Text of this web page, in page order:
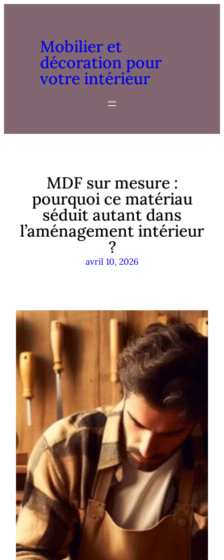
Mobilier et
décoration pour
votre intérieur
MDF sur mesure :
pourquoi ce matériau
séduit autant dans
l’aménagement intérieur
?
avril 10, 2026